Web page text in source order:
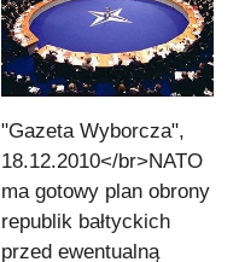
"Gazeta Wyborcza",
18.12.2010</br>NATO
ma gotowy plan obrony
republik bałtyckich
przed ewentualną